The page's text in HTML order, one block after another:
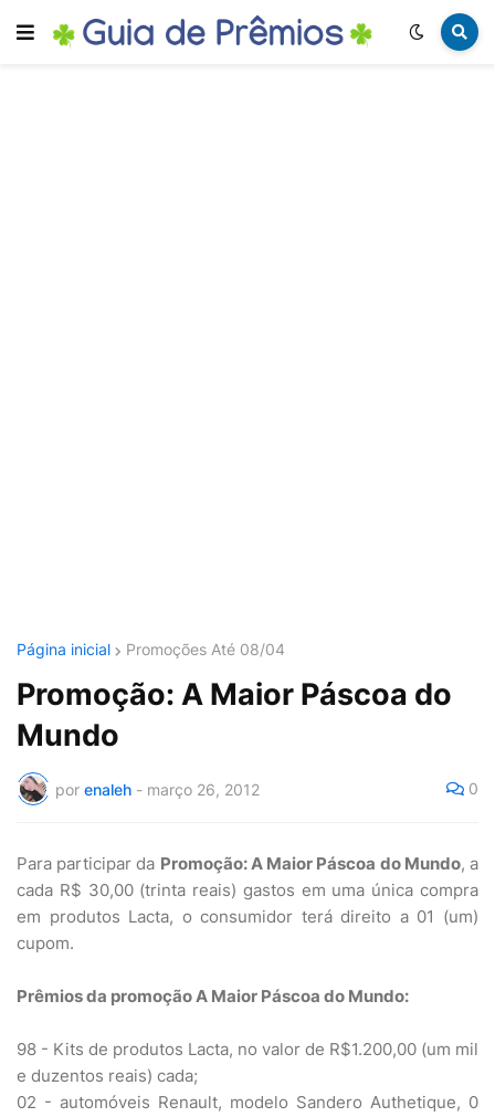
Página inicial Promoções Até 08/04
Promoção: A Maior Páscoa do
Mundo
por enaleh - março 26, 2012 0
Para participar da Promoção: A Maior Páscoa do Mundo, a
cada R$ 30,00 (trinta reais) gastos em uma única compra
em produtos Lacta, o consumidor terá direito a 01 (um)
cupom.
Prêmios da promoção A Maior Páscoa do Mundo:
98 - Kits de produtos Lacta, no valor de R$1.200,00 (um mil
e duzentos reais) cada;
02 - automóveis Renault, modelo Sandero Authetique, 0